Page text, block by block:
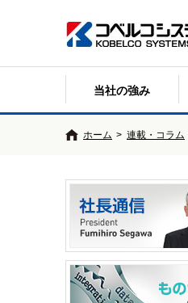
当社の強み
ホーム > 連載・コラム